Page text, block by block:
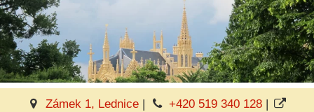
Zámek 1, Lednice | +420 519 340 128|